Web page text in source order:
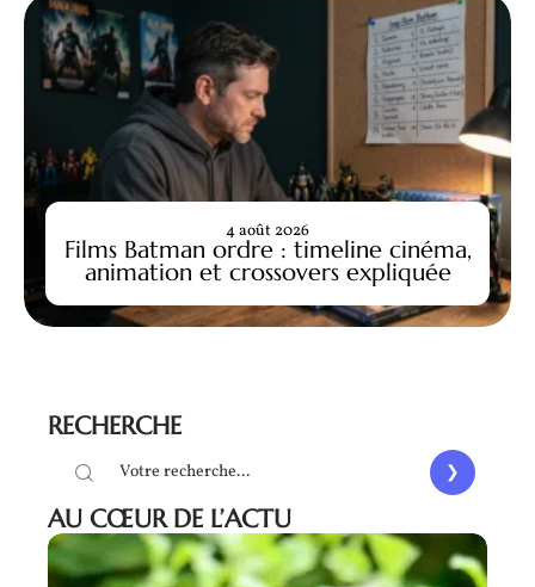
Films Batman ordre : timeline cinéma,
animation et crossovers expliquée
4 août 2026
RECHERCHE
AU CŒUR DE L’ACTU